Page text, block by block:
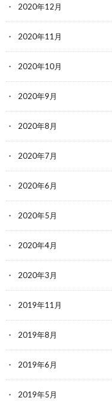
2020年12月
2020年11月
2020年10月
2020年9月
2020年8月
2020年7月
2020年6月
2020年5月
2020年4月
2020年3月
2019年11月
2019年8月
2019年6月
2019年5月